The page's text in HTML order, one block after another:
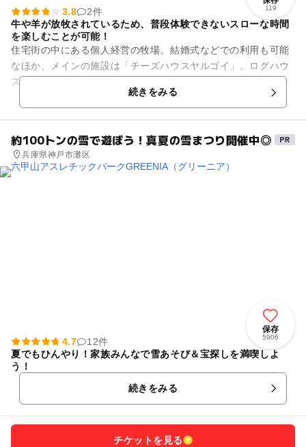
119
3.8
2件
牛や羊が放牧されているため、普段体験できないスローな時間
を楽しむことが可能！
住宅街の中にある個人経営の牧場。結婚式などでの利用も可能
なほか、メインの施設は「チーズハウスヤルゴイ」。ログハウ
ス調の建物では、他ではなかなか味わえないホエーシチューや
カマンベールトーストといっ...続きをみる
約100トンの雪で遊ぼう！真夏の雪まつり開催中◎
兵庫県神戸市灘区
保存
5906
4.7
12件
夏でもひんやり！家族みんなで雪あそび＆宝探しを満喫しよ
う！
続きをみる
チケットを見る